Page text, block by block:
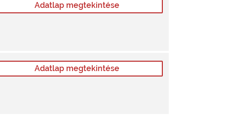
Adatlap megtekintése
Adatlap megtekintése